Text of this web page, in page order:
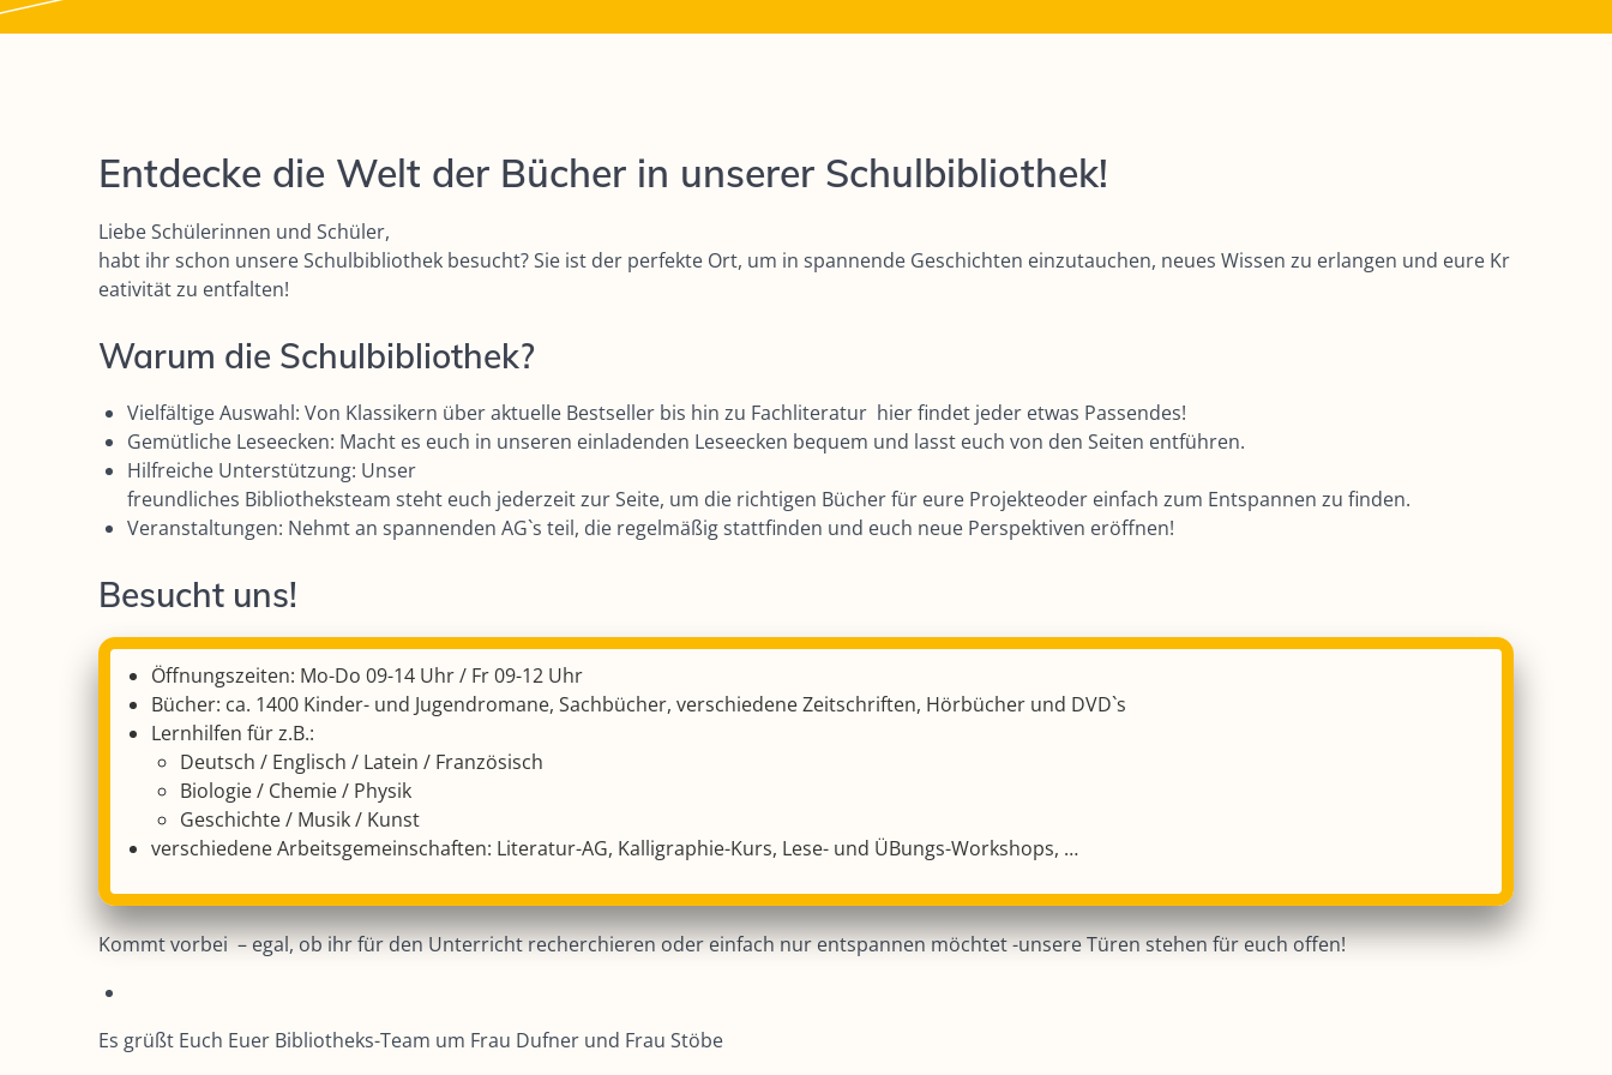
Entdecke die Welt der Bücher in unserer Schulbibliothek!
Liebe Schülerinnen und Schüler,
habt ihr schon unsere Schulbibliothek besucht? Sie ist der perfekte Ort, um in spannende Geschichten einzutauchen, neues Wissen zu erlangen und eure Kr
eativität zu entfalten!
Warum die Schulbibliothek?
Vielfältige Auswahl: Von Klassikern über aktuelle Bestseller bis hin zu Fachliteratur hier findet jeder etwas Passendes!
Gemütliche Leseecken: Macht es euch in unseren einladenden Leseecken bequem und lasst euch von den Seiten entführen.
Hilfreiche Unterstützung: Unser
freundliches Bibliotheksteam steht euch jederzeit zur Seite, um die richtigen Bücher für eure Projekteoder einfach zum Entspannen zu finden.
Veranstaltungen: Nehmt an spannenden AG`s teil, die regelmäßig stattfinden und euch neue Perspektiven eröffnen!
Besucht uns!
Öffnungszeiten: Mo-Do 09-14 Uhr / Fr 09-12 Uhr
Bücher: ca. 1400 Kinder- und Jugendromane, Sachbücher, verschiedene Zeitschriften, Hörbücher und DVD`s
Lernhilfen für z.B.:
Deutsch / Englisch / Latein / Französisch
Biologie / Chemie / Physik
Geschichte / Musik / Kunst
verschiedene Arbeitsgemeinschaften: Literatur-AG, Kalligraphie-Kurs, Lese- und ÜBungs-Workshops, …
Kommt vorbei – egal, ob ihr für den Unterricht recherchieren oder einfach nur entspannen möchtet -unsere Türen stehen für euch offen!
Es grüßt Euch Euer Bibliotheks-Team um Frau Dufner und Frau Stöbe